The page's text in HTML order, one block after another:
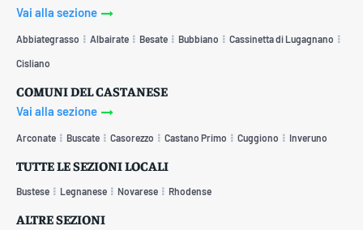
Vai alla sezione
Abbiategrasso Albairate Besate Bubbiano Cassinetta di Lugagnano
Cisliano
COMUNI DEL CASTANESE
Vai alla sezione
Arconate Buscate Casorezzo Castano Primo Cuggiono Inveruno
TUTTE LE SEZIONI LOCALI
Bustese Legnanese Novarese Rhodense
ALTRE SEZIONI